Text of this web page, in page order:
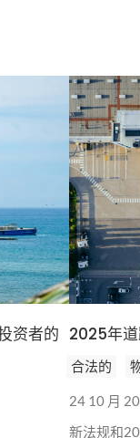
资者的 2025年
合法的
24 10 月
新法规和
订阅新闻通讯